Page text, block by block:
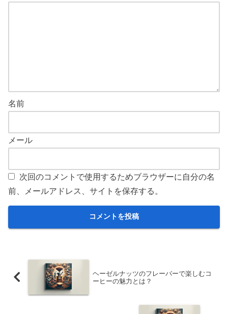
名前
メール
次回のコメントで使用するためブラウザーに自分の名
前、メールアドレス、サイトを保存する。
ヘーゼルナッツのフレーバーで楽しむコ
ーヒーの魅力とは？